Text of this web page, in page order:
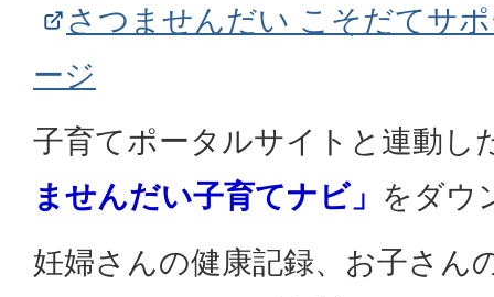
さつませんだい こそだてサ
ージ
子育てポータルサイトと連動し
ませんだい子育てナビ」 をダウ
妊婦さんの健康記録、お子さん